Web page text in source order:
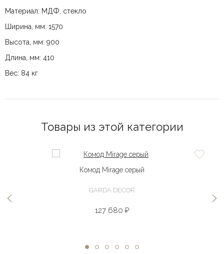
Материал: МДФ, стекло
Ширина, мм: 1570
Высота, мм: 900
Длина, мм: 410
Вес: 84 кг
Товары из этой категории
Комод Mirage серый
GARDA DECOR
127 680 ₽